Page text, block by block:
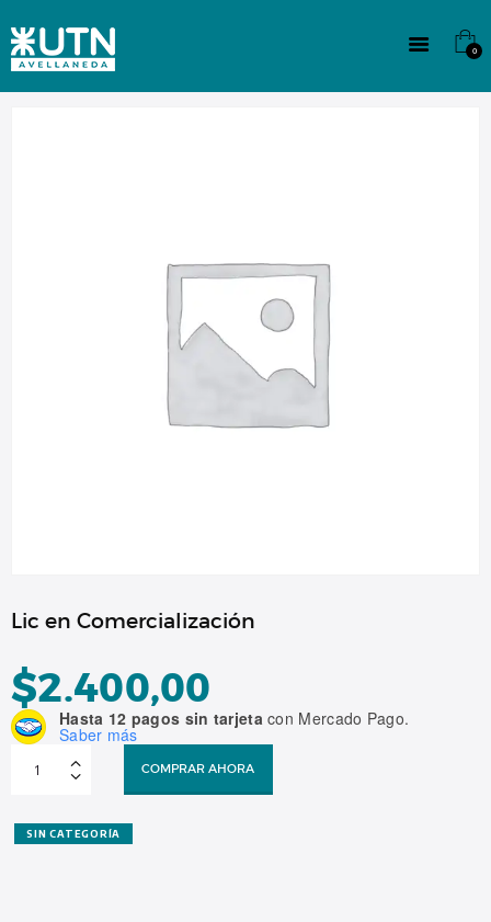
0
CULTURA
Lic en Comercialización
$2.400,00
Hasta 12 pagos sin tarjetacon Mercado Pago.
Saber más
Comercialización
COMPRAR AHORA
SIN CATEGORÍA